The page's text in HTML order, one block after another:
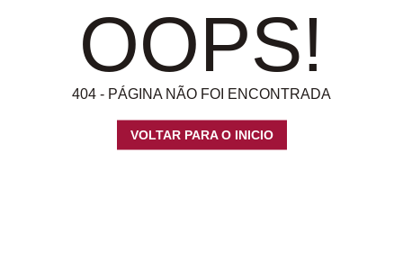
OOPS!
404 - PÁGINA NÃO FOI ENCONTRADA
VOLTAR PARA O INICIO